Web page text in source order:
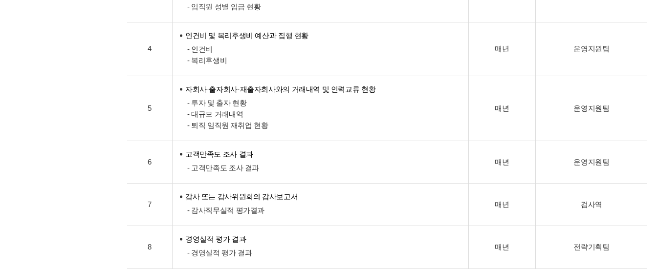
- 임직원 성별 임금 현황
4
인건비 및 복리후생비 예산과 집행 현황
- 인건비
- 복리후생비
매년 운영지원팀
5
자회사·출자회사·재출자회사와의 거래내역 및 인력교류 현황
- 투자 및 출자 현황
- 대규모 거래내역
- 퇴직 임직원 재취업 현황
매년 운영지원팀
6
고객만족도 조사 결과
- 고객만족도 조사 결과
매년 운영지원팀
7
감사 또는 감사위원회의 감사보고서
- 감사직무실적 평가결과
매년 검사역
8
경영실적 평가 결과
- 경영실적 평가 결과
매년 전략기획팀